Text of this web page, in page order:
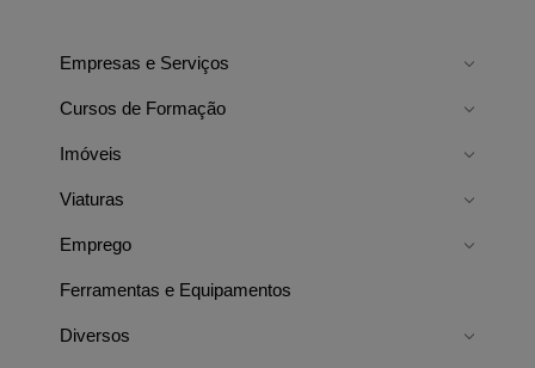
Empresas e Serviços
Cursos de Formação
Imóveis
Viaturas
Emprego
Ferramentas e Equipamentos
Diversos